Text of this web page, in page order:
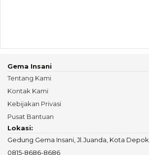
Gema Insani
Tentang Kami
Kontak Kami
Kebijakan Privasi
Pusat Bantuan
Lokasi:
Gedung Gema Insani, Jl.Juanda, Kota Depok
0815-8686-8686